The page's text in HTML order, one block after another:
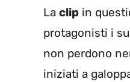
La clip in
protagonisti i
non perdono
iniziati a